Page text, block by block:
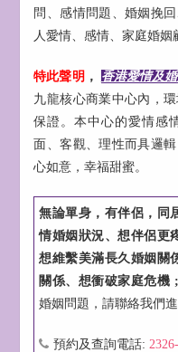
問、感情問題、婚姻挽
人愛情、感情、家庭婚姻
特此聲明 ， 香港愛情及
九龍核心商業中心內，
保證。本中心的愛情感
面、客觀、理性而具邏
心如意，幸福甜蜜。
無論單身，有伴侶，同
情婚姻狀況、想伴侶更
想維繫美滿長久婚姻關
關係、想衝破家庭危機
婚姻問題，請聯絡我們進
預約及查詢電話: